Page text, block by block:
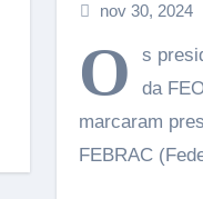
nov 30, 2024
O
s
da
marcaram
FEBRAC